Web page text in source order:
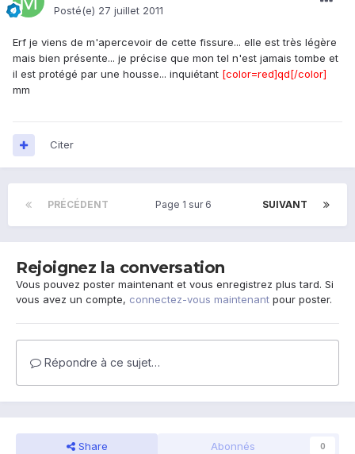
Posté(e) 27 juillet 2011
Erf je viens de m'apercevoir de cette fissure... elle est très légère
mais bien présente... je précise que mon tel n'est jamais tombe et
il est protégé par une housse... inquiétant [color=red]qd[/color]
mm
Citer
PRÉCÉDENT SUIVANT
Page 1 sur 6
Rejoignez la conversation
Vous pouvez poster maintenant et vous enregistrez plus tard. Si
vous avez un compte, connectez-vous maintenant pour poster.
Répondre à ce sujet…
Share Abonnés 0